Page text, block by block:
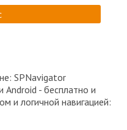
SPNavigator
Android - бесплатно и
и логичной навигацией: